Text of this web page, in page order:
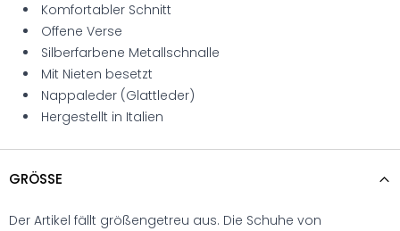
Komfortabler Schnitt
Offene Verse
Silberfarbene Metallschnalle
Mit Nieten besetzt
Nappaleder (Glattleder)
Hergestellt in Italien
GRÖSSE
Der Artikel fällt größengetreu aus. Die Schuhe von